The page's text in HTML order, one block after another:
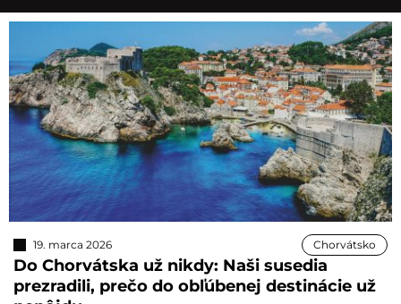
19. marca 2026 Chorvátsko
Do Chorvátska už nikdy: Naši susedia
prezradili, prečo do obľúbenej destinácie už